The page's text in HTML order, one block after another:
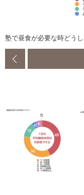
塾で昼食が必要な時どう